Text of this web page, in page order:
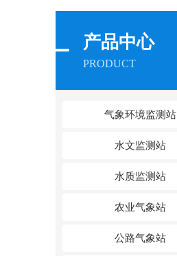
产品中心
PRODUCT
气象环境监测站
水文监测站
水质监测站
农业气象站
公路气象站